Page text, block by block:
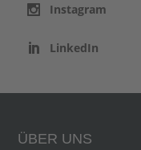
Instagram
LinkedIn
ÜBER UNS